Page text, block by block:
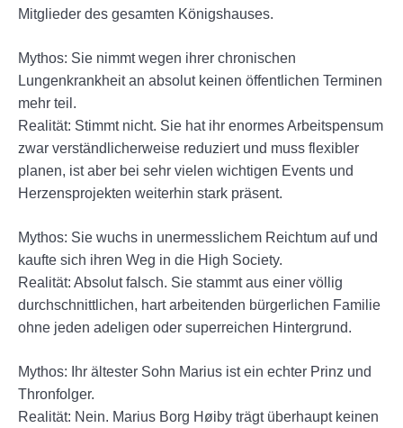
Mitglieder des gesamten Königshauses.
Mythos: Sie nimmt wegen ihrer chronischen
Lungenkrankheit an absolut keinen öffentlichen Terminen
mehr teil.
Realität: Stimmt nicht. Sie hat ihr enormes Arbeitspensum
zwar verständlicherweise reduziert und muss flexibler
planen, ist aber bei sehr vielen wichtigen Events und
Herzensprojekten weiterhin stark präsent.
Mythos: Sie wuchs in unermesslichem Reichtum auf und
kaufte sich ihren Weg in die High Society.
Realität: Absolut falsch. Sie stammt aus einer völlig
durchschnittlichen, hart arbeitenden bürgerlichen Familie
ohne jeden adeligen oder superreichen Hintergrund.
Mythos: Ihr ältester Sohn Marius ist ein echter Prinz und
Thronfolger.
Realität: Nein. Marius Borg Høiby trägt überhaupt keinen